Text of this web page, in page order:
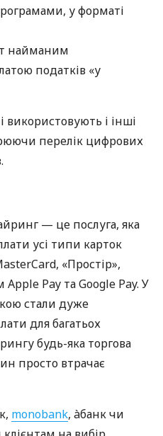
у форматі
найманим
податків «у
використовують і інші
перелік цифрових
— це послуга, яка
усі типи карток
«Простір»,
Pay та Google Pay. У
стали дуже
для багатьох
будь-яка торгова
просто втрачає
monobank, àбанк чи